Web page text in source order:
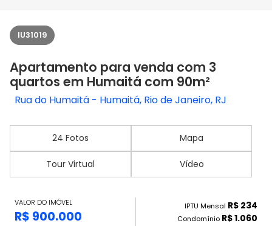
IU31019
Apartamento para venda com 3
quartos em Humaitá com 90m²
Rua do Humaitá - Humaitá, Rio de Janeiro, RJ
24 Fotos Mapa
Tour Virtual Vídeo
VALOR DO IMÓVEL
R$ 900.000
IPTU Mensal R$ 234
Condomínio R$ 1.060